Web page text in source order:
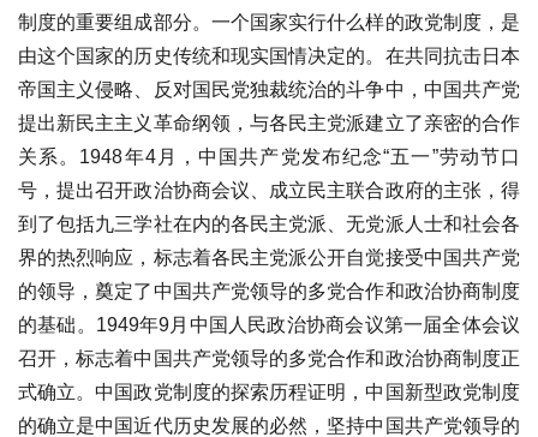
制度的重要组成部分。一个国家实行什么样的政党制度，是
由这个国家的历史传统和现实国情决定的。在共同抗击日本
帝国主义侵略、反对国民党独裁统治的斗争中，中国共产党
提出新民主主义革命纲领，与各民主党派建立了亲密的合作
关系。1948年4月，中国共产党发布纪念“五一”劳动节口
号，提出召开政治协商会议、成立民主联合政府的主张，得
到了包括九三学社在内的各民主党派、无党派人士和社会各
界的热烈响应，标志着各民主党派公开自觉接受中国共产党
的领导，奠定了中国共产党领导的多党合作和政治协商制度
的基础。1949年9月中国人民政治协商会议第一届全体会议
召开，标志着中国共产党领导的多党合作和政治协商制度正
式确立。中国政党制度的探索历程证明，中国新型政党制度
的确立是中国近代历史发展的必然，坚持中国共产党领导的